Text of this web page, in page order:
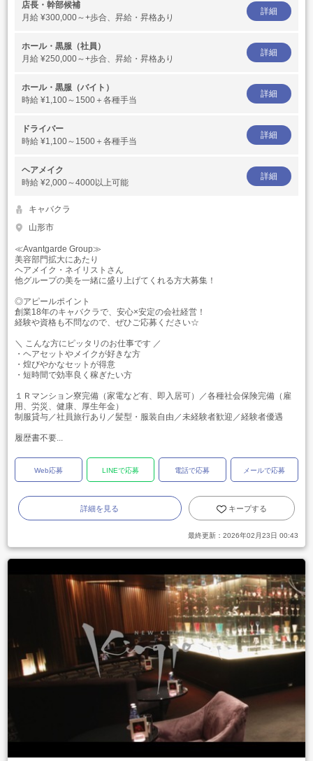
店長・幹部候補
月給 ¥300,000～+歩合、昇給・昇格あり
詳細
ホール・黒服（社員）
月給 ¥250,000～+歩合、昇給・昇格あり
詳細
ホール・黒服（バイト）
時給 ¥1,100～1500＋各種手当
詳細
ドライバー
時給 ¥1,100～1500＋各種手当
詳細
ヘアメイク
時給 ¥2,000～4000以上可能
詳細
キャバクラ
山形市
≪Avantgarde Group≫
美容部門拡大にあたり
ヘアメイク・ネイリストさん
他グループの美を一緒に盛り上げてくれる方大募集！
◎アピールポイント
創業18年のキャバクラで、安心×安定の会社経営！
経験や資格も不問なので、ぜひご応募ください☆
＼ こんな方にピッタリのお仕事です ／
・ヘアセットやメイクが好きな方
・煌びやかなセットが得意
・短時間で効率良く稼ぎたい方
１Ｒマンション寮完備（家電など有、即入居可）／各種社会保険完備（雇
用、労災、健康、厚生年金）
制服貸与／社員旅行あり／髪型・服装自由／未経験者歓迎／経験者優遇
履歴書不要...
Web応募 LINEで応募 電話で応募 メールで応募
詳細を見る キープする
最終更新： 2026年02月23日 00:43